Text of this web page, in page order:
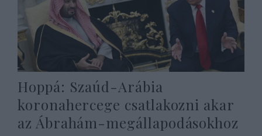
Hoppá: Szaúd-Arábia
koronahercege csatlakozni akar
az Ábrahám-megállapodásokhoz